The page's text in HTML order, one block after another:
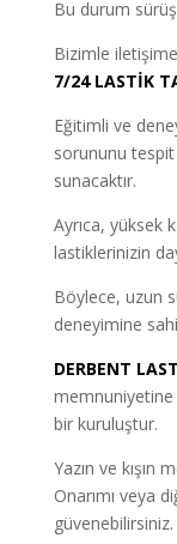
Bu durum
Bizimle
7/24 LASTİK
Eğitimli ve
sorununu
sunacaktır.
Ayrıca, yüksek
lastiklerinizin
Böylece, uzun
deneyimine
DERBENT
bir kuruluştur.
Yazın ve kışın
Onarımı veya
güvenebilirsiniz.